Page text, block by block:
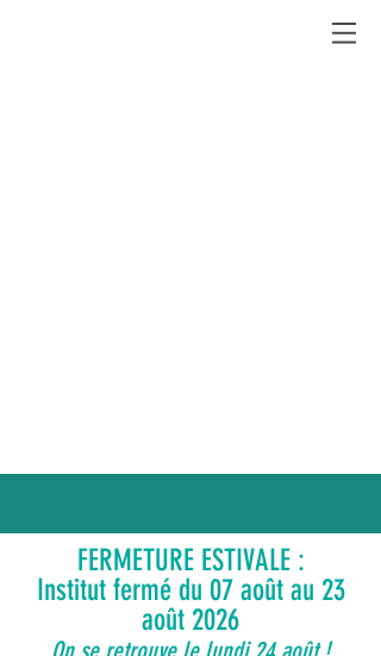
FERMETURE ESTIVALE :
Institut fermé du 07 août au 23
août 2026